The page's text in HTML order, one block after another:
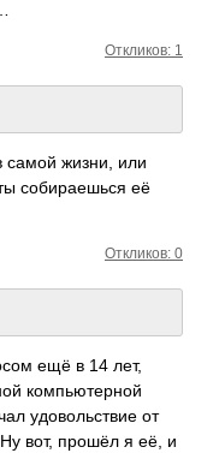
Откликов: 1
самой жизни, или
соби­раеш­ься её
Откликов: 0
ещё в 14 лет,
комп­ьюте­рной
удов­ольс­твие от
вот, прошёл я её, и